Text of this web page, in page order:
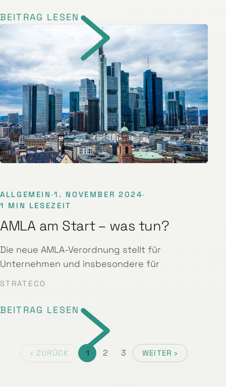
BEITRAG LESEN
ALLGEMEIN ·1. NOVEMBER 2024·
1 MIN LESEZEIT
AMLA am Start – was tun?
Die neue AMLA-Verordnung stellt für
Unternehmen und insbesondere für
STRATECO
BEITRAG LESEN
‹ ZURÜCK 1 2 3 WEITER ›